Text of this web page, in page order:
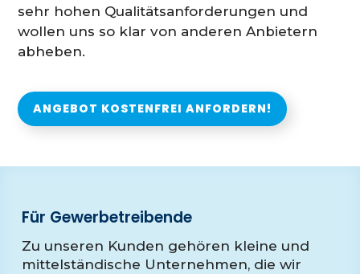
sehr hohen Qualitätsanforderungen und
wollen uns so klar von anderen Anbietern
abheben.
ANGEBOT KOSTENFREI ANFORDERN!
Für Gewerbetreibende
Zu unseren Kunden gehören kleine und
mittelständische Unternehmen, die wir